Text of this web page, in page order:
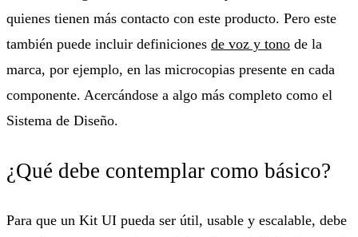
quienes tienen más contacto con este producto. Pero este
también puede incluir definiciones de voz y tono de la
marca, por ejemplo, en las microcopias presente en cada
componente. Acercándose a algo más completo como el
Sistema de Diseño.
¿Qué debe contemplar como básico?
Para que un Kit UI pueda ser útil, usable y escalable, debe